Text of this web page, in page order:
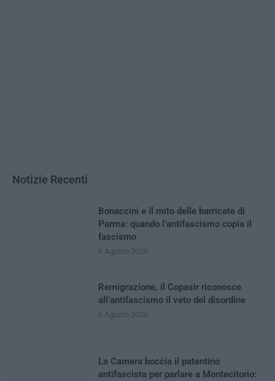
Notizie Recenti
Bonaccini e il mito delle barricate di
Parma: quando l’antifascismo copia il
fascismo
6 Agosto 2026
Remigrazione, il Copasir riconosce
all’antifascismo il veto del disordine
6 Agosto 2026
La Camera boccia il patentino
antifascista per parlare a Montecitorio: